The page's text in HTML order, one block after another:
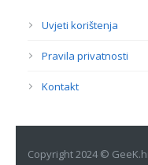
Uvjeti korištenja
Pravila privatnosti
Kontakt
Copyright 2024 ©